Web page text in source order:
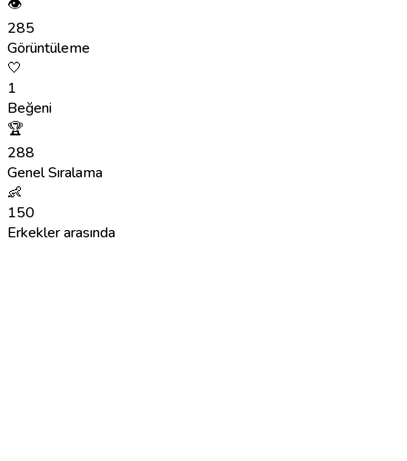
👁
285
Görüntüleme
🤍
1
Beğeni
🏆
288
Genel Sıralama
👶
150
Erkekler arasında